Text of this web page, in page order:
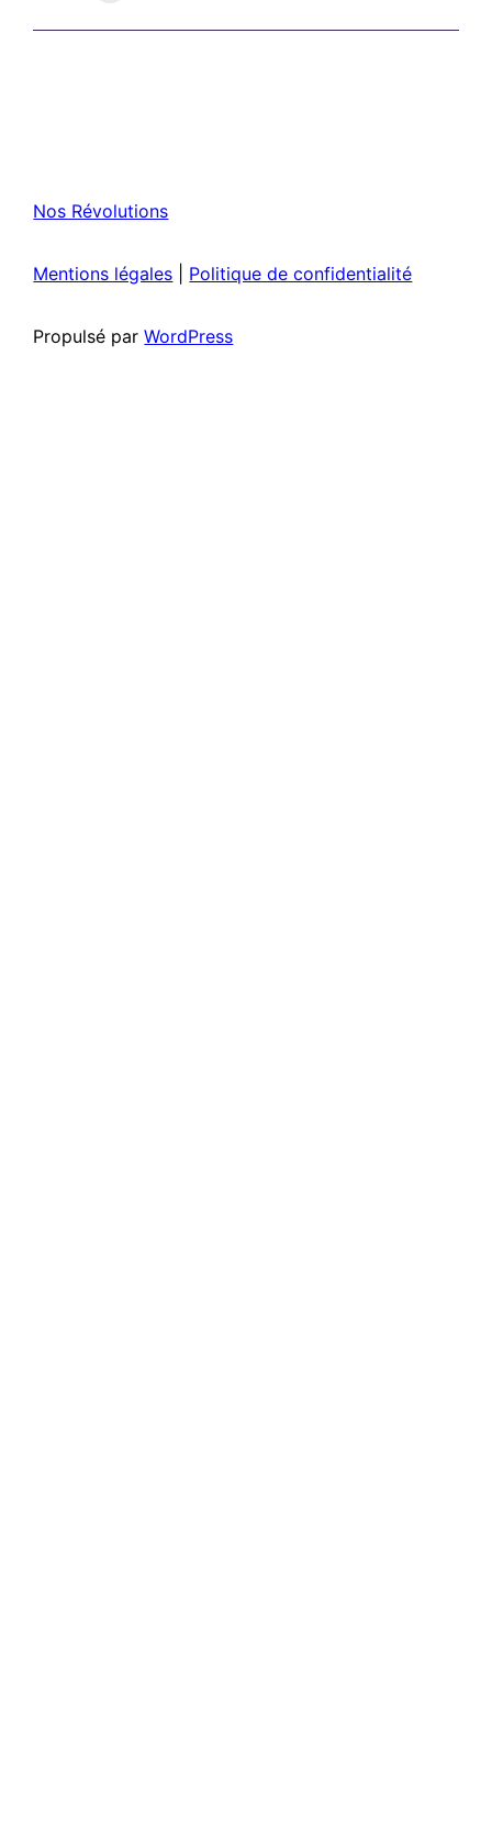
Nos Révolutions
Mentions légales Politique de confidentialité
Propulsé parWordPress